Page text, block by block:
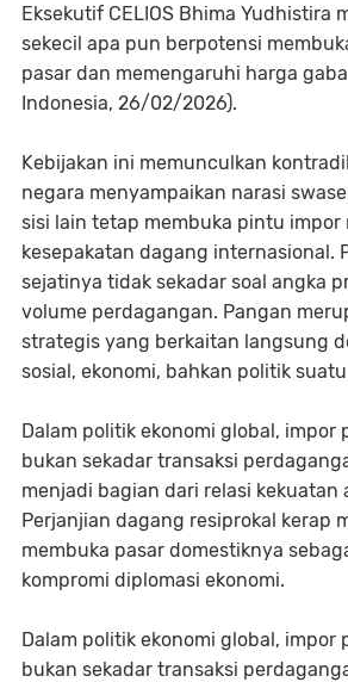
Eksekutif CELIOS Bhima Yudhistira
sekecil apa pun berpotensi
pasar dan memengaruhi harga
Indonesia, 26/02/2026).
Kebijakan ini memunculkan
negara menyampaikan narasi
sisi lain tetap membuka pintu impor
kesepakatan dagang internasional.
sejatinya tidak sekadar soal angka
volume perdagangan. Pangan
strategis yang berkaitan langsung
sosial, ekonomi, bahkan politik
Dalam politik ekonomi global, impor
bukan sekadar transaksi
menjadi bagian dari relasi kekuatan
Perjanjian dagang resiprokal kerap
membuka pasar domestiknya
kompromi diplomasi ekonomi.
Dalam politik ekonomi global, impor
bukan sekadar transaksi